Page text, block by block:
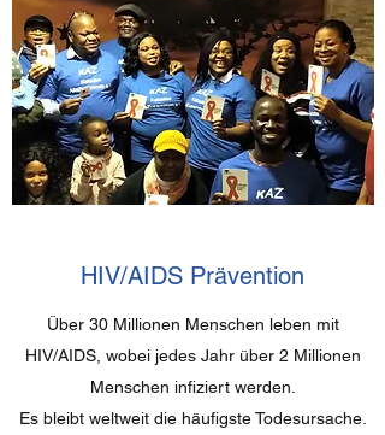
HIV/AIDS Prävention
Über 30 Millionen Menschen leben mit
HIV/AIDS, wobei jedes Jahr über 2 Millionen
Menschen infiziert werden.
Es bleibt weltweit die häufigste Todesursache.